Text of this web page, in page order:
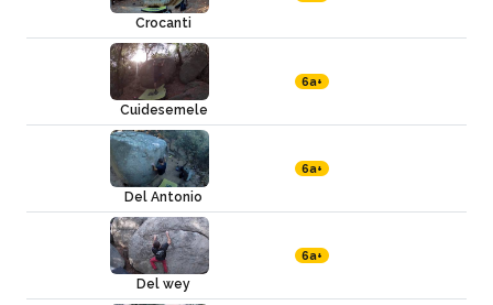
Crocanti
Cuidesemele
6a+
Del Antonio
6a+
Del wey
6a+